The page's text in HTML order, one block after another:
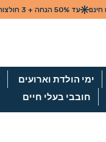
ימי הולדת וארועים
חובבי בעלי חיים